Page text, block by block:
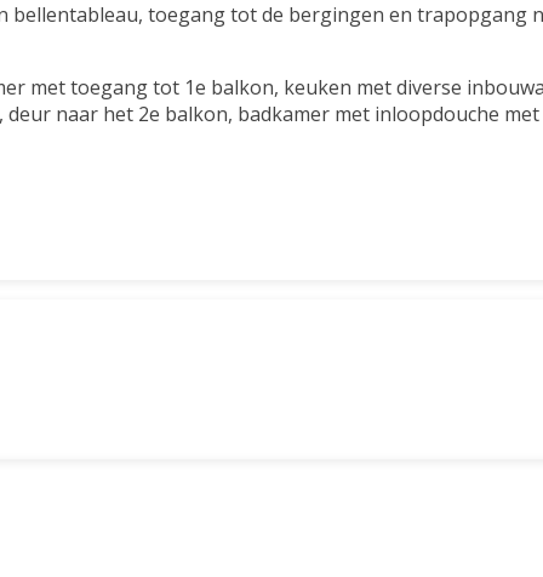
toegang tot de bergingen en trapopgang
met toegang tot 1e balkon, keuken met diverse
naar het 2e balkon, badkamer met inloopdouche